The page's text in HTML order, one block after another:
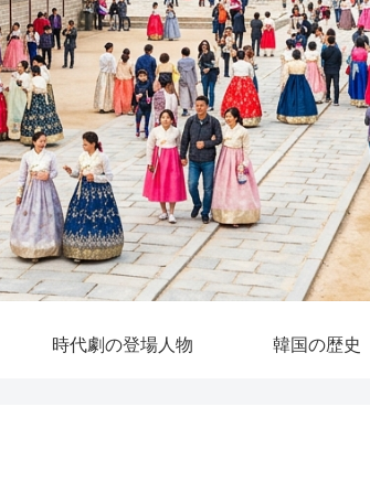
時代劇の登場人物 韓国の歴史